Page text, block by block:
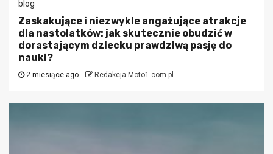
blog
Zaskakujące i niezwykle angażujące atrakcje
dla nastolatków: jak skutecznie obudzić w
dorastającym dziecku prawdziwą pasję do
nauki?
2 miesiące ago Redakcja Moto1.com.pl